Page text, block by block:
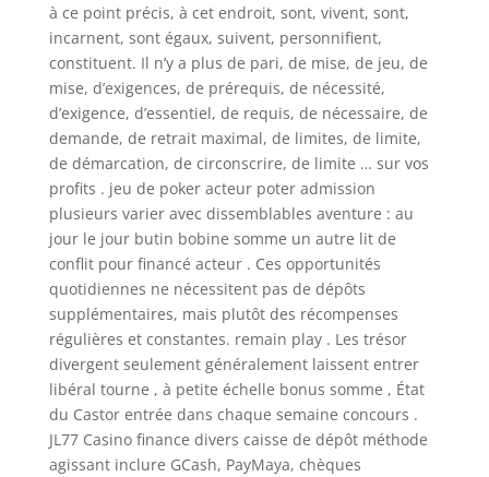
à ce point précis, à cet endroit, sont, vivent, sont,
incarnent, sont égaux, suivent, personnifient,
constituent. Il n’y a plus de pari, de mise, de jeu, de
mise, d’exigences, de prérequis, de nécessité,
d’exigence, d’essentiel, de requis, de nécessaire, de
demande, de retrait maximal, de limites, de limite,
de démarcation, de circonscrire, de limite … sur vos
profits . jeu de poker acteur poter admission
plusieurs varier avec dissemblables aventure : au
jour le jour butin bobine somme un autre lit de
conflit pour financé acteur . Ces opportunités
quotidiennes ne nécessitent pas de dépôts
supplémentaires, mais plutôt des récompenses
régulières et constantes. remain play . Les trésor
divergent seulement généralement laissent entrer
libéral tourne , à petite échelle bonus somme , État
du Castor entrée dans chaque semaine concours .
JL77 Casino finance divers caisse de dépôt méthode
agissant inclure GCash, PayMaya, chèques